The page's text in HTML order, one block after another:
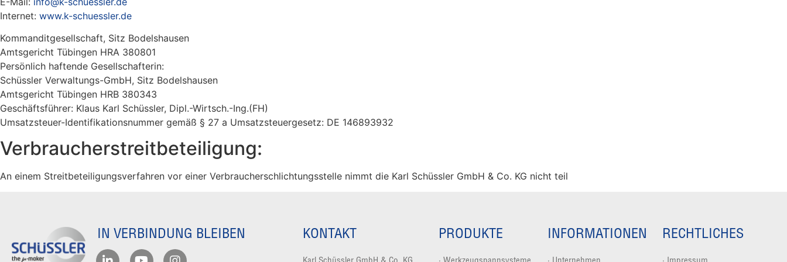
Internet: www.k-schuessler.de
Kommanditgesellschaft, Sitz Bodelshausen
Amtsgericht Tübingen HRA 380801
Persönlich haftende Gesellschafterin:
Schüssler Verwaltungs-GmbH, Sitz Bodelshausen
Amtsgericht Tübingen HRB 380343
Geschäftsführer: Klaus Karl Schüssler, Dipl.-Wirtsch.-Ing.(FH)
Umsatzsteuer-Identifikationsnummer gemäß § 27 a Umsatzsteuergesetz: DE 146893932
Verbraucherstreitbeteiligung:
An einem Streitbeteiligungsverfahren vor einer Verbraucherschlichtungsstelle nimmt die Karl Schüssler GmbH & Co. KG nicht teil
IN VERBINDUNG BLEIBEN KONTAKT PRODUKTE INFORMATIONEN RECHTLICHES